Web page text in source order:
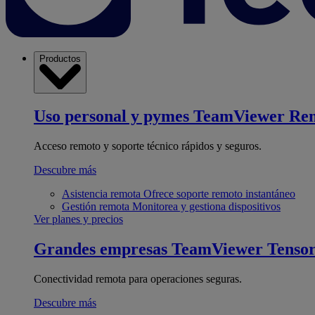
Productos
Uso personal y pymes TeamViewer
Acceso remoto y soporte técnico rápidos y seguros.
Descubre más
Asistencia remota Ofrece soporte remoto instantáneo
Gestión remota Monitorea y gestiona dispositivos
Ver planes y precios
Grandes empresas TeamViewer Tensor
Conectividad remota para operaciones seguras.
Descubre más